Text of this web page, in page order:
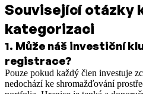
Související otázky
kategorizaci
1. Může náš investiční
registrace?
Pouze pokud každý člen investuje
nedochází ke shromažďování